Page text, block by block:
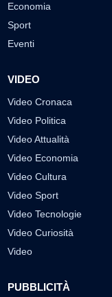
Economia
Sport
Eventi
VIDEO
Video Cronaca
Video Politica
Video Attualità
Video Economia
Video Cultura
Video Sport
Video Tecnologie
Video Curiosità
Video
PUBBLICITÀ